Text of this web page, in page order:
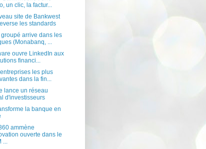
un clic, la factur...
site de Bankwest
les standards
groupé arrive dans les
(Monabanq, ...
ouvre LinkedIn aux
financi...
les plus
dans la fin...
lance un réseau
d'investisseurs
la banque en
ammène
ouverte dans le
...